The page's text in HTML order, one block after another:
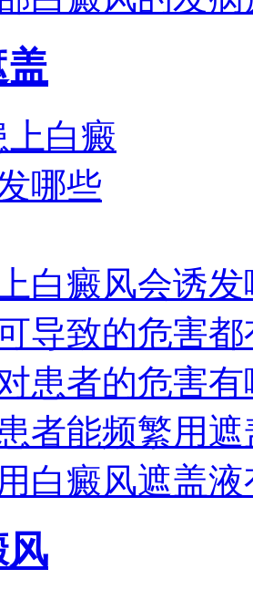
盖
白癜风会诱
导致的危害
患者的危害
者能频繁用
白癜风遮盖
风